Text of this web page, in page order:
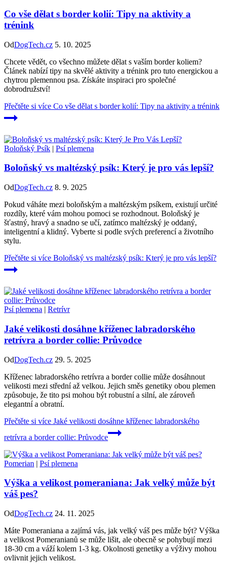
Co vše dělat s border kolií: Tipy na aktivity a
trénink
OdDogTech.cz 5. 10. 2025
Chcete vědět, co všechno můžete dělat s vaším border koliem?
Článek nabízí tipy na skvělé aktivity a trénink pro tuto energickou a
chytrou plemennou psa. Získáte inspiraci pro společné
dobrodružství!
Přečtěte si více Co vše dělat s border kolií: Tipy na aktivity a trénink
Boloňský Psík | Psí plemena
Boloňský vs maltézský psík: Který je pro vás lepší?
OdDogTech.cz 8. 9. 2025
Pokud váháte mezi boloňským a maltézským psíkem, existují určité
rozdíly, které vám mohou pomoci se rozhodnout. Boloňský je
šťastný, hravý a snadno se učí, zatímco maltézský je oddaný,
inteligentní a klidný. Vyberte si podle svých preferencí a životního
stylu.
Přečtěte si více Boloňský vs maltézský psík: Který je pro vás lepší?
Psí plemena | Retrívr
Jaké velikosti dosáhne kříženec labradorského
retrívra a border collie: Průvodce
OdDogTech.cz 29. 5. 2025
Kříženec labradorského retrívra a border collie může dosáhnout
velikosti mezi střední až velkou. Jejich směs genetiky obou plemen
způsobuje, že tito psi mohou být robustní a silní, ale zároveň
elegantní a obratní.
Přečtěte si více Jaké velikosti dosáhne kříženec labradorského
retrívra a border collie: Průvodce
Pomerian | Psí plemena
Výška a velikost pomeraniana: Jak velký může být
váš pes?
OdDogTech.cz 24. 11. 2025
Máte Pomeraniana a zajímá vás, jak velký váš pes může být? Výška
a velikost Pomeranianů se může lišit, ale obecně se pohybují mezi
18-30 cm a váží kolem 1-3 kg. Okolnosti genetiky a výživy mohou
ovlivnit jejich velikost.